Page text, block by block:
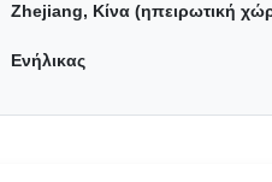
Zhejiang, Κίνα (ηπειρωτική
Ενήλικας